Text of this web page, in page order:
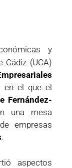
y
Cádiz (UCA)
en el que el
Fernández-
una mesa
empresas
.
aspectos